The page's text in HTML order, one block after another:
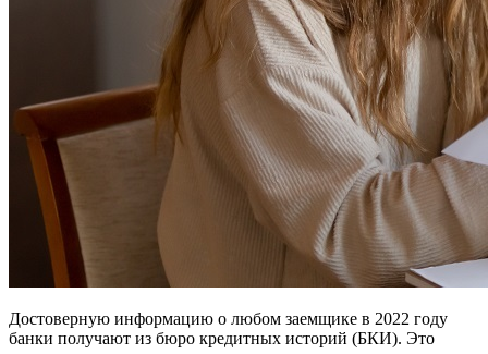
Достоверную информацию о любом заемщике в 2022 году
банки получают из бюро кредитных историй (БКИ). Это